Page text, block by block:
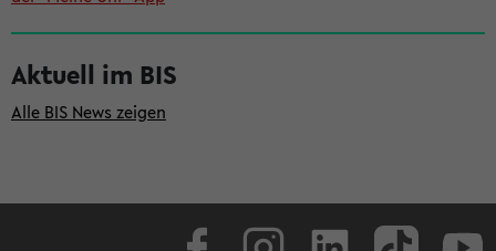
s
t
e
Aktuell im BIS
Alle BIS News zeigen